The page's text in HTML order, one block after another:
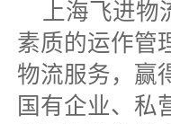
上海飞进物
素质的运作管
物流服务，赢
国有企业、私